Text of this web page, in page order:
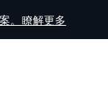
。瞭解更多